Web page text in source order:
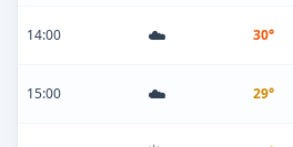
14:00 ☁️ 30°
15:00 ☁️ 29°